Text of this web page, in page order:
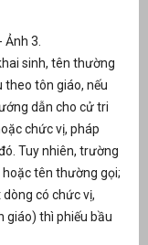
sinh, tên thường
theo tôn giáo, nếu
dẫn cho cử tri
chức vị, pháp
Tuy nhiên, trường
tên thường gọi;
có chức vị,
giáo) thì phiếu bầu